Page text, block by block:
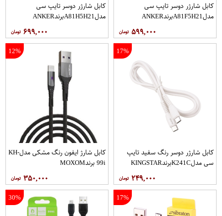
کابل شارژر دوسر تایپ سی
مدلA81F5H21برندANKER
۵۹۹,۰۰۰
کابل شارژر دوسر تایپ سی
مدلA81H5H21برندANKER
۶۹۹,۰۰۰
17%
کابل شارژر دوسر رنگ سفید تایپ
سی مدلK241CبرندKINGSTAR
۲۴۹,۰۰۰
12%
کابل شارژ ایفون رنگ مشکی مدلKH-
99i برندMOXOM
۳۵۰,۰۰۰
17%
30%